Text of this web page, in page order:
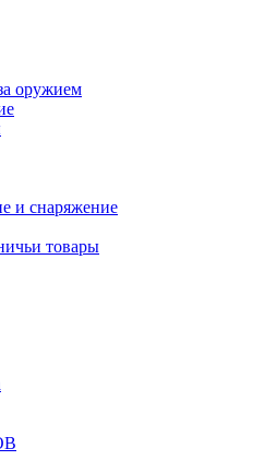
оружием
и снаряжение
товары